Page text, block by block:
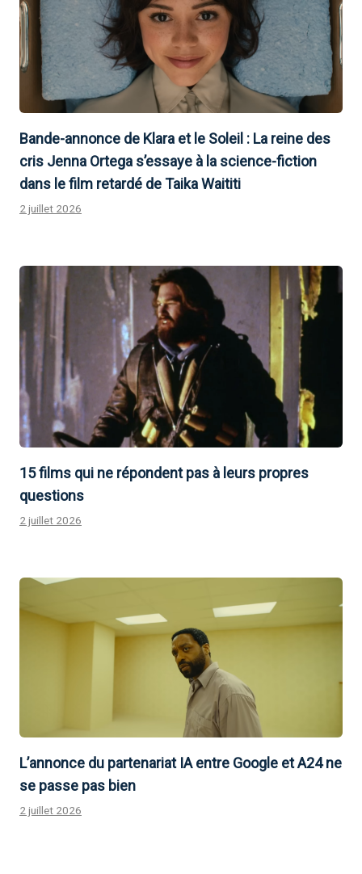
Bande-annonce de Klara et le Soleil : La reine des
cris Jenna Ortega s’essaye à la science-fiction
dans le film retardé de Taika Waititi
2 juillet 2026
15 films qui ne répondent pas à leurs propres
questions
2 juillet 2026
L’annonce du partenariat IA entre Google et A24 ne
se passe pas bien
2 juillet 2026